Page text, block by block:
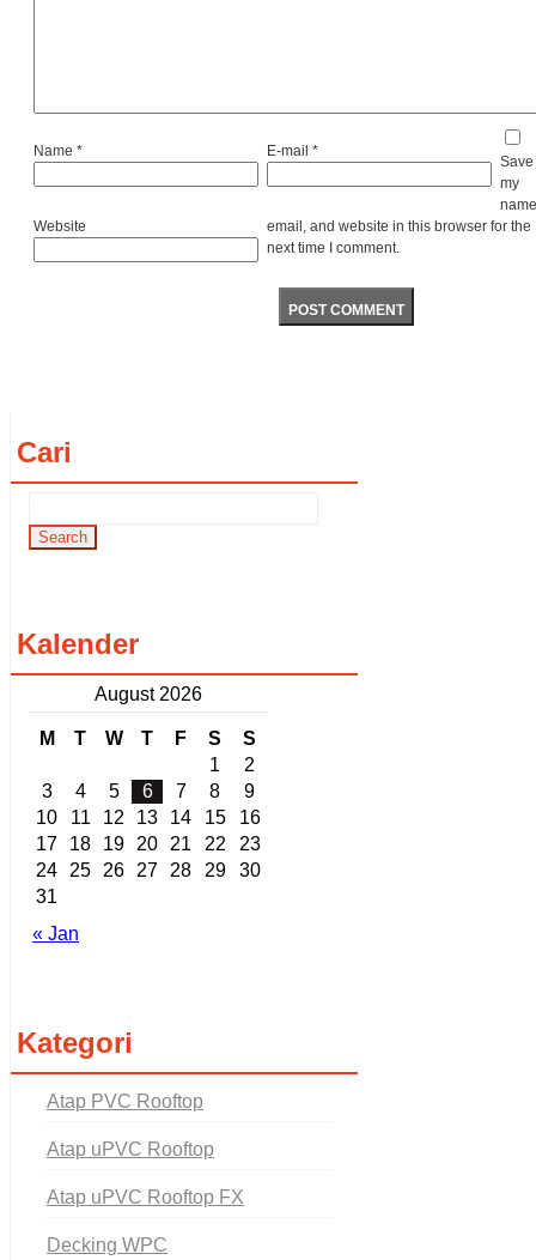
Name * E-mail *
Website
Save
my
email, and website in this browser for the
next time I comment.
Cari
Kalender
August 2026
M T W T F S S
« Jan
1
2
3
4 5 6 7 8
9
10
11 12 13 14 15
16
17
18 19 20 21 22
23
24
25 26 27 28 29
30
31
Kategori
Atap PVC Rooftop
Atap uPVC Rooftop
Atap uPVC Rooftop FX
Decking WPC